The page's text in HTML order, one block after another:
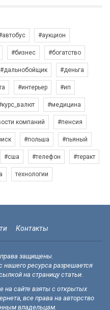
#аукцион
#бизнес #богатство
#дальнобойщик #деньга
#интерьер #ип
#медицина
компаний #пенсия
#польша #пьяный
#сша #телефон #теракт
технологии
Контакты
защищены.
ресурса разрешается
на страницу статьи.
на сайте взяты с открытых
все права на авторство
владельцам.